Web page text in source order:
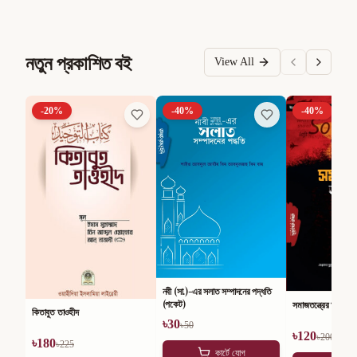
নতুন প্রকাশিত বই View All
-20%
কিতাবুত তাওহীদ
৳180৳225
-40%
নবী (সা.)-এর সলাত সম্পাদনের পদ্ধতি
(পকেট)
৳30৳50
কার্টে যোগ
-40%
সমাজতন্ত্রের অসারতা
৳120৳200